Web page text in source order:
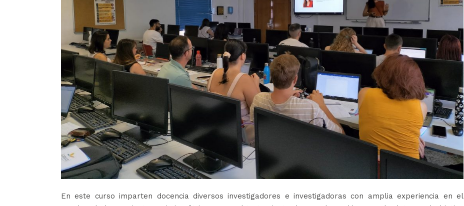
En este curso imparten docencia diversos investigadores e investigadoras con amplia experiencia en el